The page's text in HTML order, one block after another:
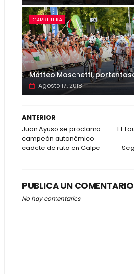
CARRETERA
Matteo Moschetti,
Agosto 17, 2018
El
ANTERIOR
Juan Ayuso se proclama
campeón autonómico
cadete de ruta en Calpe
PUBLICA UN COMENTARIO
No hay comentarios